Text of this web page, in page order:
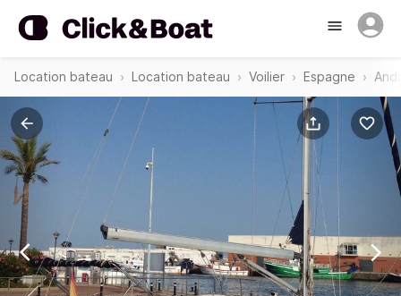
Location bateau Location bateau Voilier Espagne